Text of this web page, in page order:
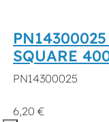
SQUARE
PN14300025
6,20 €